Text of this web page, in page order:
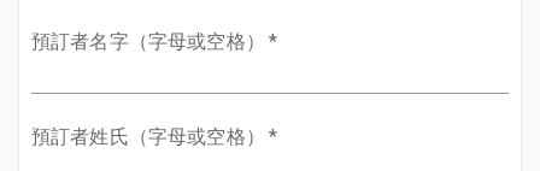
English
預訂者名字（字母或空格） *
預訂者姓氏（字母或空格） *